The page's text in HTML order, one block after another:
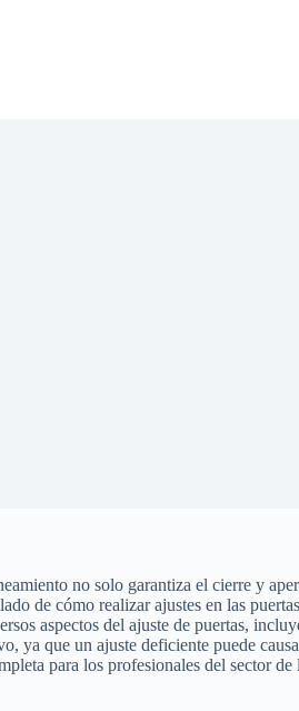
no solo garantiza el cierre y
de cómo realizar ajustes en las
aspectos del ajuste de puertas,
ya que un ajuste deficiente puede
para los profesionales del sector